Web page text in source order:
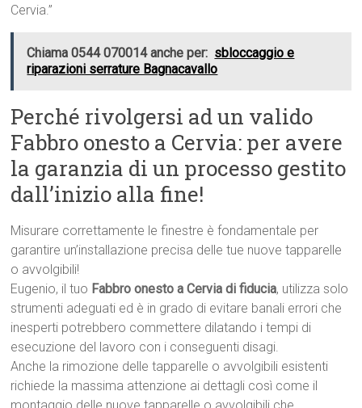
Cervia.”
Chiama 0544 070014 anche per: sbloccaggio e
riparazioni serrature Bagnacavallo
Perché rivolgersi ad un valido
Fabbro onesto a Cervia: per avere
la garanzia di un processo gestito
dall’inizio alla fine!
Misurare correttamente le finestre è fondamentale per
garantire un’installazione precisa delle tue nuove tapparelle
o avvolgibili!
Eugenio, il tuo Fabbro onesto a Cervia di fiducia, utilizza solo
strumenti adeguati ed è in grado di evitare banali errori che
inesperti potrebbero commettere dilatando i tempi di
esecuzione del lavoro con i conseguenti disagi.
Anche la rimozione delle tapparelle o avvolgibili esistenti
richiede la massima attenzione ai dettagli così come il